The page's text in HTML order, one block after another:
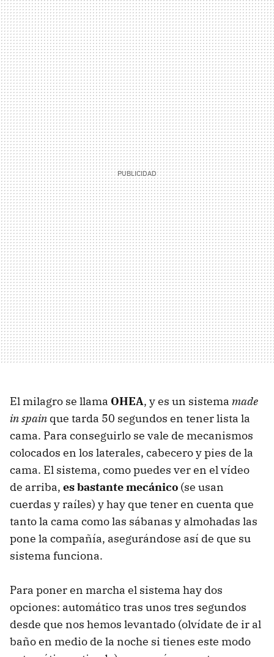
El milagro se llama OHEA, y es un sistema made
in spain que tarda 50 segundos en tener lista la
cama. Para conseguirlo se vale de mecanismos
colocados en los laterales, cabecero y pies de la
cama. El sistema, como puedes ver en el vídeo
de arriba, es bastante mecánico (se usan
cuerdas y raíles) y hay que tener en cuenta que
tanto la cama como las sábanas y almohadas las
pone la compañía, asegurándose así de que su
sistema funciona.
Para poner en marcha el sistema hay dos
opciones: automático tras unos tres segundos
desde que nos hemos levantado (olvídate de ir al
baño en medio de la noche si tienes este modo